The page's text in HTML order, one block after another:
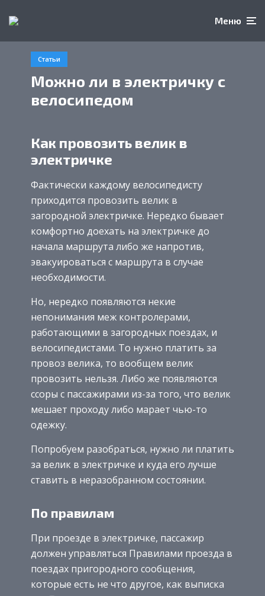
Меню
Статьи
Можно ли в электричку с
велосипедом
Как провозить велик в
электричке
Фактически каждому велосипедисту
приходится провозить велик в
загородной электричке. Нередко бывает
комфортно доехать на электричке до
начала маршрута либо же напротив,
эвакуироваться с маршрута в случае
необходимости.
Но, нередко появляются некие
непонимания меж контролерами,
работающими в загородных поездах, и
велосипедистами. То нужно платить за
провоз велика, то вообщем велик
провозить нельзя. Либо же появляются
ссоры с пассажирами из-за того, что велик
мешает проходу либо марает чью-то
одежку.
Попробуем разобраться, нужно ли платить
за велик в электричке и куда его лучше
ставить в неразобранном состоянии.
По правилам
При проезде в электричке, пассажир
должен управляться Правилами проезда в
поездах пригородного сообщения,
которые есть не что другое, как выписка